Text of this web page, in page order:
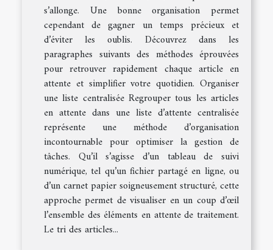
s’allonge. Une bonne organisation permet
cependant de gagner un temps précieux et
d’éviter les oublis. Découvrez dans les
paragraphes suivants des méthodes éprouvées
pour retrouver rapidement chaque article en
attente et simplifier votre quotidien. Organiser
une liste centralisée Regrouper tous les articles
en attente dans une liste d’attente centralisée
représente une méthode d’organisation
incontournable pour optimiser la gestion de
tâches. Qu’il s’agisse d’un tableau de suivi
numérique, tel qu’un fichier partagé en ligne, ou
d’un carnet papier soigneusement structuré, cette
approche permet de visualiser en un coup d’œil
l’ensemble des éléments en attente de traitement.
Le tri des articles...